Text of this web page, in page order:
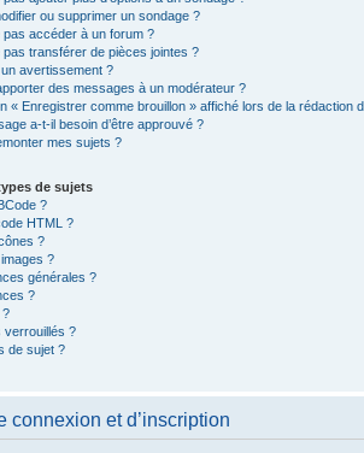
ou supprimer un sondage ?
pas accéder à un forum ?
pas transférer de pièces jointes ?
avertissement ?
des messages à un modérateur ?
« Enregistrer comme brouillon » affiché lors de la rédaction
a-t-il besoin d’être approuvé ?
mes sujets ?
de sujets
?
HTML ?
?
?
générales ?
?
?
verrouillés ?
de sujet ?
connexion et d’inscription